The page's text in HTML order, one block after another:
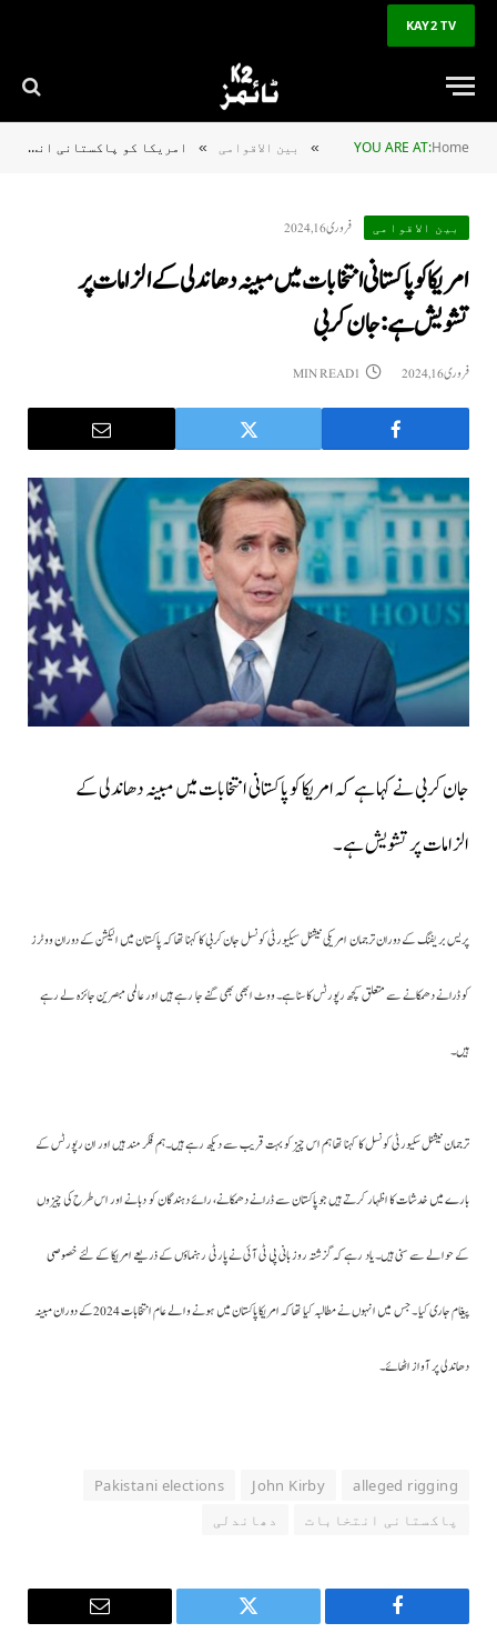
KAY2 TV
YOU ARE AT:Home
» بین الاقوامی » امریکا کو پاکستانی انتخابات میں مبینہ دھاندلی کے الزامات پر تشویش ہے: جان کربی
بین الاقوامی فروری 16, 2024
امریکا کو پاکستانی انتخابات میں مبینہ دھاندلی کے الزامات پر
تشویش ہے: جان کربی
فروری 16, 2024 1 MIN READ
جان کربی نے کہا ہے کہ امریکا کو پاکستانی انتخابات میں مبینہ دھاندلی کے
الزامات پر تشویش ہے۔
پریس بریفنگ کے دوران ترجمان امریکی نیشنل سیکیورٹی کونسل جان کربی کا کہنا تھا کہ پاکستان میں الیکشن کے دوران ووٹرز
کو ڈرانے دھمکانے سے متعلق کچھ رپورٹس کا سنا ہے۔ ووٹ ابھی بھی گنے جا رہے ہیں اور عالمی مبصرین جائزہ لے رہے
ہیں۔
ترجمان نیشنل سکیورٹی کونسل کا کہنا تھا ہم اس چیز کو بہت قریب سے دیکھ رہے ہیں۔ہم فکر مند ہیں اور ان رپورٹس کے
بارے میں خدشات کا اظہار کرتے ہیں جو پاکستان سے ڈرانے دھمکانے، رائے دہندگان کو دبانے اور اس طرح کی چیزوں
کے حوالے سے سنی ہیں۔یاد رہے کہ گزشتہ روز بانی پی ٹی آئی نے پارٹی رہنماؤں کے ذریعے امریکا کے لئے خصوصی
پیغام جاری کیا ۔ جس میں انہوں نے مطالبہ کیا تھا کہ امریکا پاکستان میں ہونے والے عام انتخابات 2024کے دوران مبینہ
دھاندلی پر آواز اٹھائے۔
alleged rigging
John Kirby
Pakistani elections
پاکستانی انتخابات
دھاندلی
Facebook
Twitter
Email